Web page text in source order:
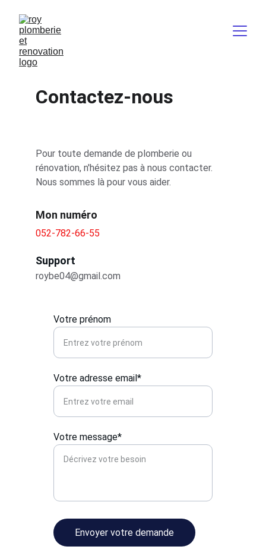
Contactez-nous
Pour toute demande de plomberie ou
rénovation, n'hésitez pas à nous contacter.
Nous sommes là pour vous aider.
Mon numéro
052-782-66-55
Support
roybe04@gmail.com
Votre prénom
Votre adresse email*
Votre message*
Envoyer votre demande